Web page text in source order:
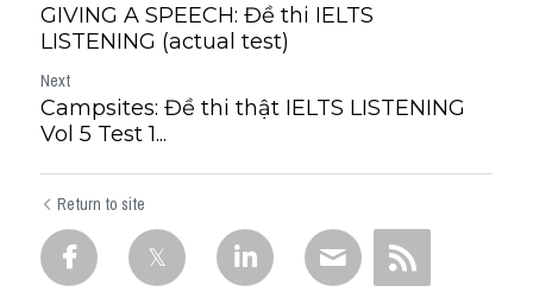
GIVING A SPEECH: Đề thi IELTS
LISTENING (actual test)
Next
Campsites: Đề thi thật IELTS LISTENING
Vol 5 Test 1...
Return to site